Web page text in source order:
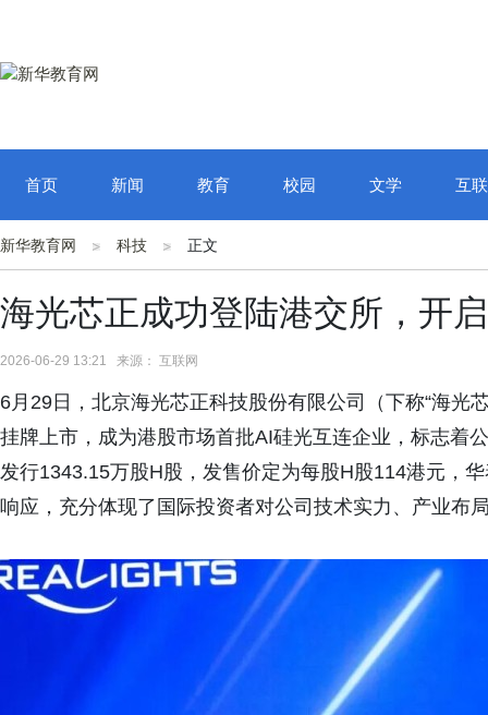
首页 新闻 教育 校园 文学 互
新华教育网 科技 正文
海光芯正成功登陆港交所，开
2026-06-29 13:21 来源： 互联网
6月29日，北京海光芯正科技股份有限公司（下称“海光
挂牌上市，成为港股市场首批AI硅光互连企业，标志着
发行1343.15万股H股，发售价定为每股H股114港元，
响应，充分体现了国际投资者对公司技术实力、产业布